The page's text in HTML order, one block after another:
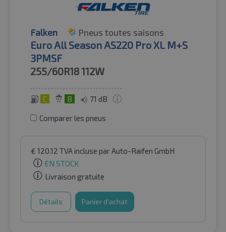
Falken Pneus toutes saisons
Euro All Season AS220 Pro XL M+S
3PMSF
255/60R18112W
C B 71 dB
Comparer les pneus
€ 120.12 TVA incluse par Auto-Raifen GmbH
EN STOCK
Livraison gratuite
Détails Panier d'achat